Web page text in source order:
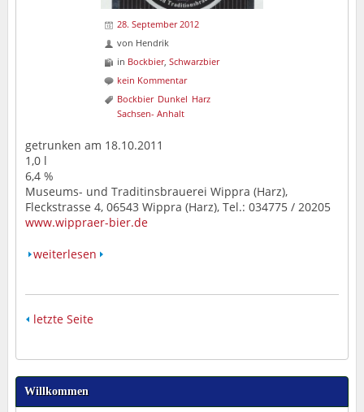
28. September 2012
von Hendrik
in Bockbier, Schwarzbier
kein Kommentar
Bockbier Dunkel Harz
Sachsen- Anhalt
getrunken am 18.10.2011
1,0 l
6,4 %
Museums- und Traditinsbrauerei Wippra (Harz),
Fleckstrasse 4, 06543 Wippra (Harz), Tel.: 034775 / 20205
www.wippraer-bier.de
weiterlesen
letzte Seite
Willkommen